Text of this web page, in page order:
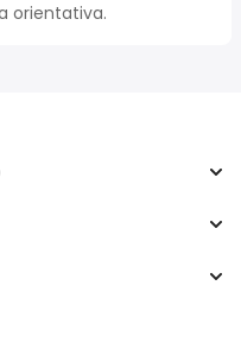
orientativa.